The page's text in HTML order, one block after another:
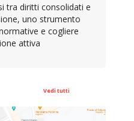
tra diritti consolidati e
uno strumento
e cogliere
attiva
Vedi tutti